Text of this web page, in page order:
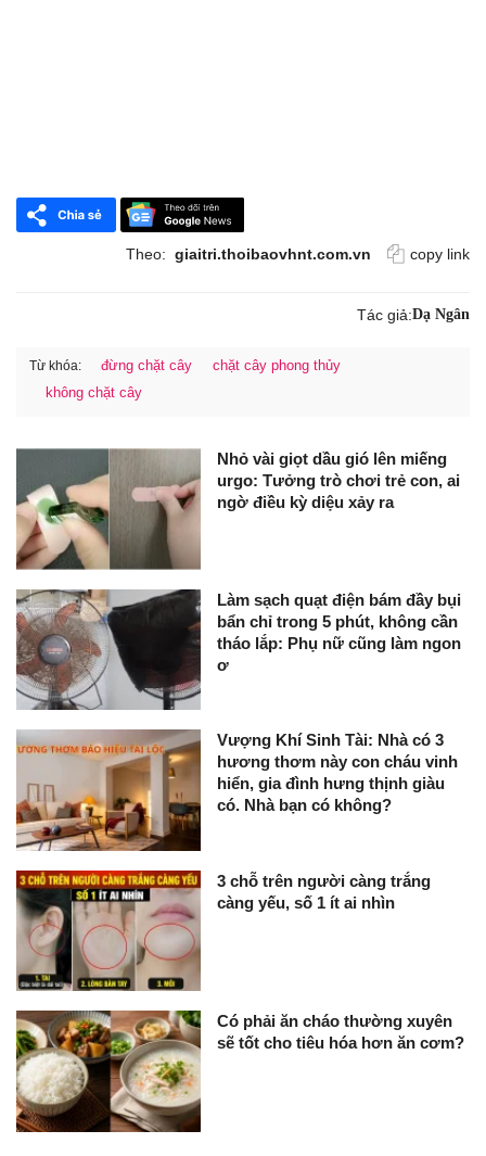
Theo: giaitri.thoibaovhnt.com.vn copy link
Tác giả:Dạ Ngân
Từ khóa: đừng chặt cây
chặt cây phong thủy
không chặt cây
Nhỏ vài giọt dầu gió lên miếng
urgo: Tưởng trò chơi trẻ con, ai
ngờ điều kỳ diệu xảy ra
Làm sạch quạt điện bám đầy bụi
bẩn chỉ trong 5 phút, không cần
tháo lắp: Phụ nữ cũng làm ngon
ơ
Vượng Khí Sinh Tài: Nhà có 3
hương thơm này con cháu vinh
hiển, gia đình hưng thịnh giàu
có. Nhà bạn có không?
3 chỗ trên người càng trắng
càng yếu, số 1 ít ai nhìn
Có phải ăn cháo thường xuyên
sẽ tốt cho tiêu hóa hơn ăn cơm?